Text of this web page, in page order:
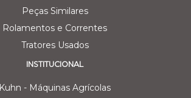
Peças Similares
Rolamentos e Correntes
Tratores Usados
INSTITUCIONAL
Kuhn - Máquinas Agrícolas